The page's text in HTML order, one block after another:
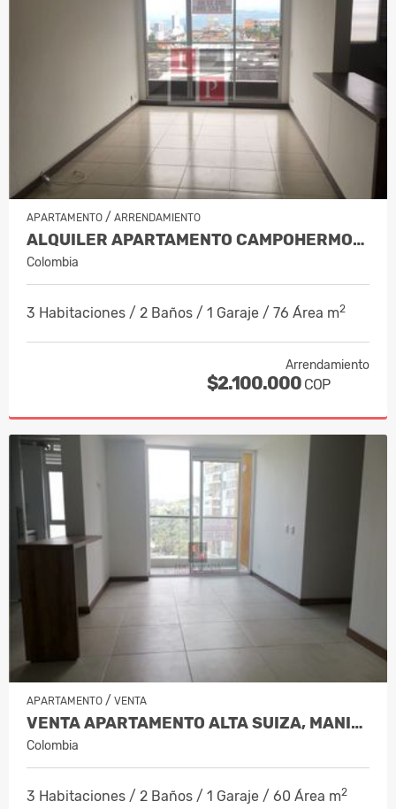
APARTAMENTO / ARRENDAMIENTO
ALQUILER APARTAMENTO CAMPOHERMOSO…
Colombia
3 Habitaciones / 2 Baños / 1 Garaje / 76 Área m2
Arrendamiento
$2.100.000 COP
APARTAMENTO / VENTA
VENTA APARTAMENTO ALTA SUIZA, MANIZA…
Colombia
3 Habitaciones / 2 Baños / 1 Garaje / 60 Área m2